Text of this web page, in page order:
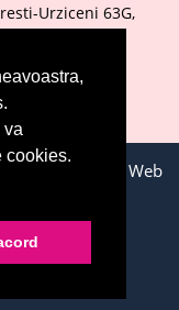
va
cookies.
Urziceni 63G,
COSMETICS. Web